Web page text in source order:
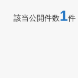
該当公開件数1件